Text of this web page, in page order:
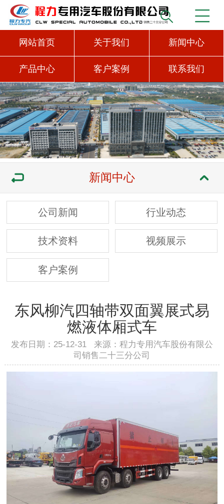
网站首页 关于我们 新闻中心
产品中心 客户案例 联系我们
新闻中心
公司新闻 行业动态
技术资料 视频展示
客户案例
东风柳汽四轴带双面翼展式易
燃液体厢式车
发布日期：25-12-31 来源：程力专用汽车股份有限公
司销售二十三分公司